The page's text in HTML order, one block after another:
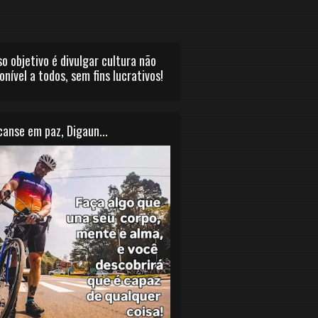
objetivo é divulgar cultura não
a todos, sem fins lucrativos!
em paz, Digaun...